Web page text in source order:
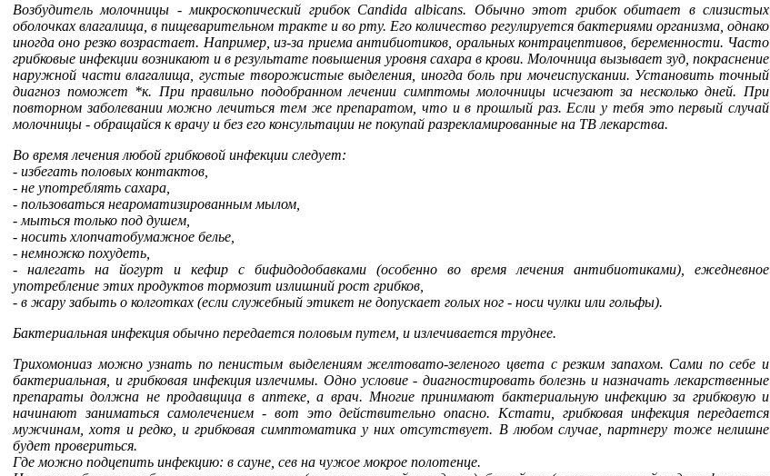
Возбудитель молочницы - микроскопический грибок Candida albicans. Обычно этот грибок обитает в слизистых
оболочках влагалища, в пищеварительном тракте и во рту. Его количество регулируется бактериями организма, однако
иногда оно резко возрастает. Например, из-за приема антибиотиков, оральных контрацептивов, беременности. Часто
грибковые инфекции возникают и в результате повышения уровня сахара в крови. Молочница вызывает зуд, покраснение
наружной части влагалища, густые творожистые выделения, иногда боль при мочеиспускании. Установить точный
диагноз поможет *к. При правильно подобранном лечении симптомы молочницы исчезают за несколько дней. При
повторном заболевании можно лечиться тем же препаратом, что и в прошлый раз. Если у тебя это первый случай
молочницы - обращайся к врачу и без его консультации не покупай разрекламированные на ТВ лекарства.
Во время лечения любой грибковой инфекции следует:
- избегать половых контактов,
- не употреблять сахара,
- пользоваться неароматизированным мылом,
- мыться только под душем,
- носить хлопчатобумажное белье,
- немножко похудеть,
- налегать на йогурт и кефир с бифидодобавками (особенно во время лечения антибиотиками), ежедневное
употребление этих продуктов тормозит излишний рост грибков,
- в жару забыть о колготках (если служебный этикет не допускает голых ног - носи чулки или гольфы).
Бактериальная инфекция обычно передается половым путем, и излечивается труднее.
Трихомониаз можно узнать по пенистым выделениям желтовато-зеленого цвета с резким запахом. Сами по себе и
бактериальная, и грибковая инфекция излечимы. Одно условие - диагностировать болезнь и назначать лекарственные
препараты должна не продавщица в аптеке, а врач. Многие принимают бактериальную инфекцию за грибковую и
начинают заниматься самолечением - вот это действительно опасно. Кстати, грибковая инфекция передается
мужчинам, хотя и редко, и грибковая симптоматика у них отсутствует. В любом случае, партнеру тоже нелишне
будет провериться.
Где можно подцепить инфекцию: в сауне, сев на чужое мокрое полотенце.